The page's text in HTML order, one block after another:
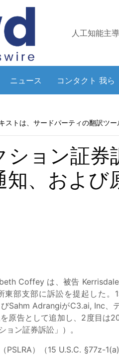
人工知能主
ニュース コンタクト 我ら
トは、サードパーティの翻訳ツ
ション証
知、およ
Coffey は、被告
東部支部に訴訟を提起した
Sahm AdrangiがC3.ai, Inc、
原告として追加し、2度目は
ョン証券訴訟」）。
PSLRA）（15 U.S.C. §77z-